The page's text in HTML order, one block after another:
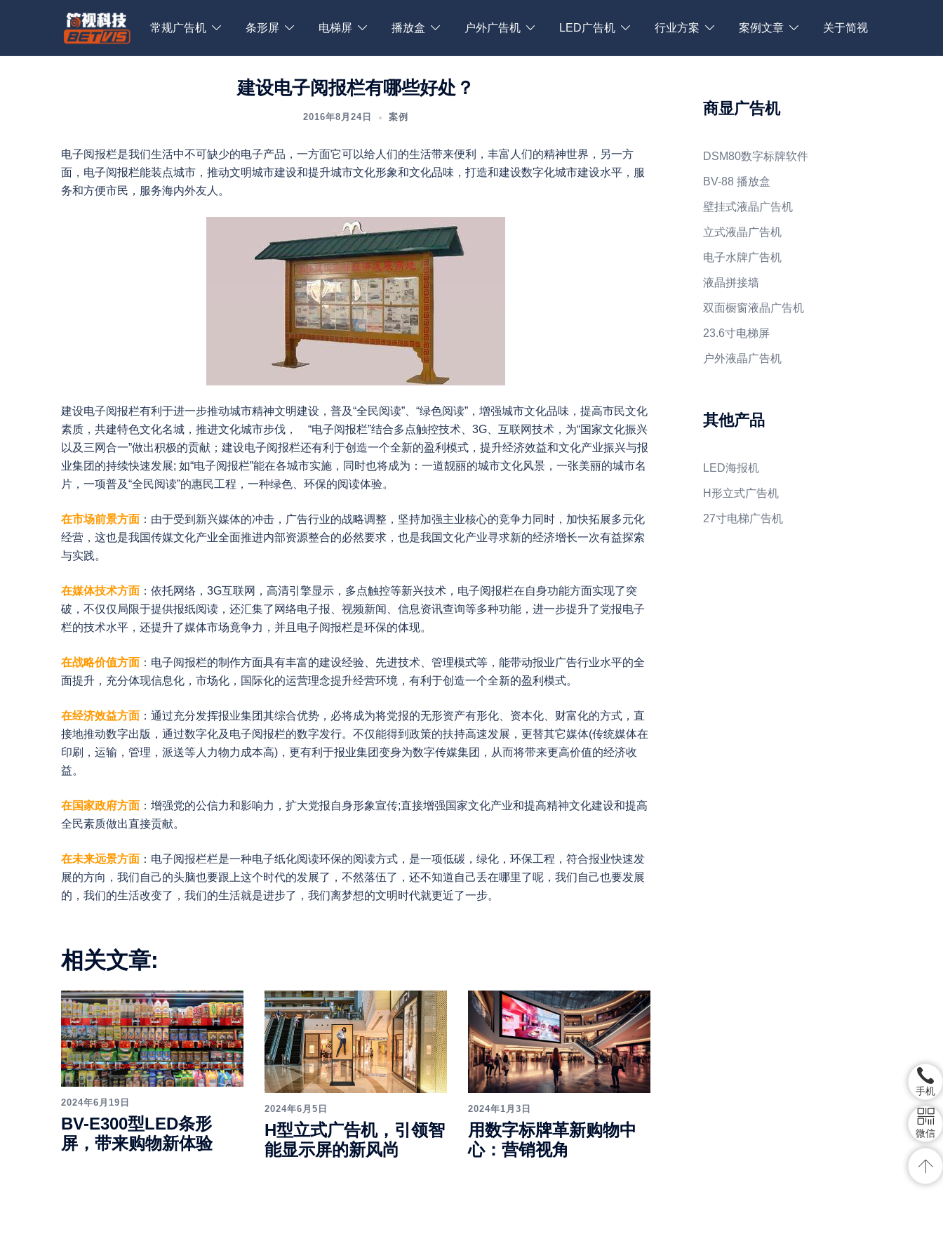
常规广告机 条形屏 电梯屏 播放盒 户外广告机 LED广告机 行业方案 案例文章 关于简视
建设电子阅报栏有哪些好处？
2016年8月24日 案例
电子阅报栏是我们生活中不可缺少的电子产品，一方面它可以给人们的生活带来便利，丰富人们的精神世界，另一方
面，电子阅报栏能装点城市，推动文明城市建设和提升城市文化形象和文化品味，打造和建设数字化城市建设水平，服
务和方便市民，服务海内外友人。
建设电子阅报栏有利于进一步推动城市精神文明建设，普及“全民阅读”、“绿色阅读”，增强城市文化品味，提高市民文化
素质，共建特色文化名城，推进文化城市步伐， “电子阅报栏”结合多点触控技术、3G、互联网技术，为“国家文化振兴
以及三网合一”做出积极的贡献；建设电子阅报栏还有利于创造一个全新的盈利模式，提升经济效益和文化产业振兴与报
业集团的持续快速发展; 如“电子阅报栏”能在各城市实施，同时也将成为：一道靓丽的城市文化风景，一张美丽的城市名
片，一项普及“全民阅读”的惠民工程，一种绿色、环保的阅读体验。
在市场前景方面 ：由于受到新兴媒体的冲击，广告行业的战略调整，坚持加强主业核心的竞争力同时，加快拓展多元化
经营，这也是我国传媒文化产业全面推进内部资源整合的必然要求，也是我国文化产业寻求新的经济增长一次有益探索
与实践。
在媒体技术方面 ：依托网络，3G互联网，高清引擎显示，多点触控等新兴技术，电子阅报栏在自身功能方面实现了突
破，不仅仅局限于提供报纸阅读，还汇集了网络电子报、视频新闻、信息资讯查询等多种功能，进一步提升了党报电子
栏的技术水平，还提升了媒体市场竟争力，并且电子阅报栏是环保的体现。
在战略价值方面 ：电子阅报栏的制作方面具有丰富的建设经验、先进技术、管理模式等，能带动报业广告行业水平的全
面提升，充分体现信息化，市场化，国际化的运营理念提升经营环境，有利于创造一个全新的盈利模式。
在经济效益方面 ：通过充分发挥报业集团其综合优势，必将成为将党报的无形资产有形化、资本化、财富化的方式，直
接地推动数字出版，通过数字化及电子阅报栏的数字发行。不仅能得到政策的扶持高速发展，更替其它媒体(传统媒体在
印刷，运输，管理，派送等人力物力成本高)，更有利于报业集团变身为数字传媒集团，从而将带来更高价值的经济收
益。
在国家政府方面 ：增强党的公信力和影响力，扩大党报自身形象宣传;直接增强国家文化产业和提高精神文化建设和提高
全民素质做出直接贡献。
在未来远景方面 ：电子阅报栏栏是一种电子纸化阅读环保的阅读方式，是一项低碳，绿化，环保工程，符合报业快速发
展的方向，我们自己的头脑也要跟上这个时代的发展了，不然落伍了，还不知道自己丢在哪里了呢，我们自己也要发展
的，我们的生活改变了，我们的生活就是进步了，我们离梦想的文明时代就更近了一步。
相关文章:
2024年6月19日
BV-E300型LED条形
屏，带来购物新体验
2024年6月5日
H型立式广告机，引领智
能显示屏的新风尚
2024年1月3日
用数字标牌革新购物中
心：营销视角
商显广告机
DSM80数字标牌软件
BV-88 播放盒
壁挂式液晶广告机
立式液晶广告机
电子水牌广告机
液晶拼接墙
双面橱窗液晶广告机
23.6寸电梯屏
户外液晶广告机
其他产品
LED海报机
H形立式广告机
27寸电梯广告机
手机
微信